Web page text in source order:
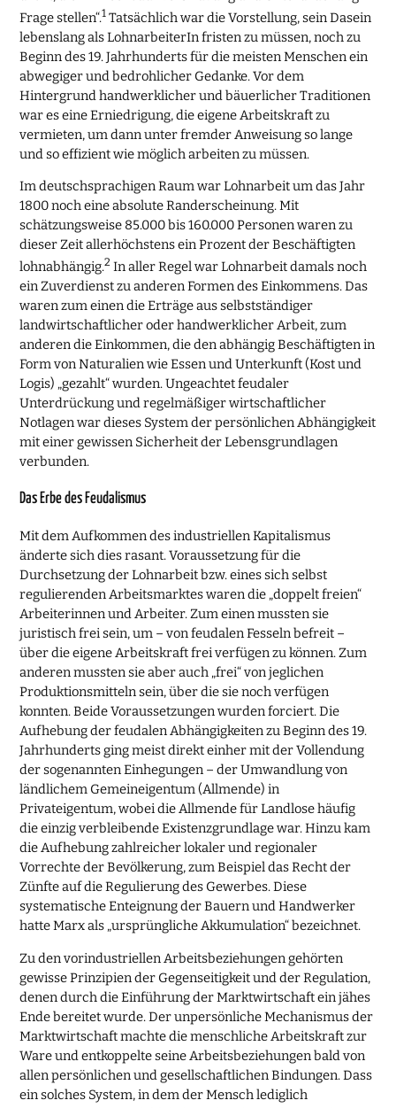
Frage stellen“.1 Tatsächlich war die Vorstellung, sein Dasein
lebenslang als LohnarbeiterIn fristen zu müssen, noch zu
Beginn des 19. Jahrhunderts für die meisten Menschen ein
abwegiger und bedrohlicher Gedanke. Vor dem
Hintergrund handwerklicher und bäuerlicher Traditionen
war es eine Erniedrigung, die eigene Arbeitskraft zu
vermieten, um dann unter fremder Anweisung so lange
und so effizient wie möglich arbeiten zu müssen.
Im deutschsprachigen Raum war Lohnarbeit um das Jahr
1800 noch eine absolute Randerscheinung. Mit
schätzungsweise 85.000 bis 160.000 Personen waren zu
dieser Zeit allerhöchstens ein Prozent der Beschäftigten
lohnabhängig.2 In aller Regel war Lohnarbeit damals noch
ein Zuverdienst zu anderen Formen des Einkommens. Das
waren zum einen die Erträge aus selbstständiger
landwirtschaftlicher oder handwerklicher Arbeit, zum
anderen die Einkommen, die den abhängig Beschäftigten in
Form von Naturalien wie Essen und Unterkunft (Kost und
Logis) „gezahlt“ wurden. Ungeachtet feudaler
Unterdrückung und regelmäßiger wirtschaftlicher
Notlagen war dieses System der persönlichen Abhängigkeit
mit einer gewissen Sicherheit der Lebensgrundlagen
verbunden.
Das Erbe des Feudalismus
Mit dem Aufkommen des industriellen Kapitalismus
änderte sich dies rasant. Voraussetzung für die
Durchsetzung der Lohnarbeit bzw. eines sich selbst
regulierenden Arbeitsmarktes waren die „doppelt freien“
Arbeiterinnen und Arbeiter. Zum einen mussten sie
juristisch frei sein, um – von feudalen Fesseln befreit –
über die eigene Arbeitskraft frei verfügen zu können. Zum
anderen mussten sie aber auch „frei“ von jeglichen
Produktionsmitteln sein, über die sie noch verfügen
konnten. Beide Voraussetzungen wurden forciert. Die
Aufhebung der feudalen Abhängigkeiten zu Beginn des 19.
Jahrhunderts ging meist direkt einher mit der Vollendung
der sogenannten Einhegungen – der Umwandlung von
ländlichem Gemeineigentum (Allmende) in
Privateigentum, wobei die Allmende für Landlose häufig
die einzig verbleibende Existenzgrundlage war. Hinzu kam
die Aufhebung zahlreicher lokaler und regionaler
Vorrechte der Bevölkerung, zum Beispiel das Recht der
Zünfte auf die Regulierung des Gewerbes. Diese
systematische Enteignung der Bauern und Handwerker
hatte Marx als „ursprüngliche Akkumulation“ bezeichnet.
Zu den vorindustriellen Arbeitsbeziehungen gehörten
gewisse Prinzipien der Gegenseitigkeit und der Regulation,
denen durch die Einführung der Marktwirtschaft ein jähes
Ende bereitet wurde. Der unpersönliche Mechanismus der
Marktwirtschaft machte die menschliche Arbeitskraft zur
Ware und entkoppelte seine Arbeitsbeziehungen bald von
allen persönlichen und gesellschaftlichen Bindungen. Dass
ein solches System, in dem der Mensch lediglich